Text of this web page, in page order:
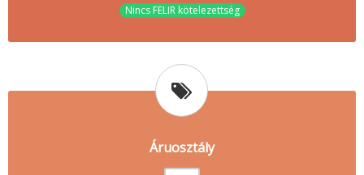
Nincs FELIR kötelezettség
Áruosztály